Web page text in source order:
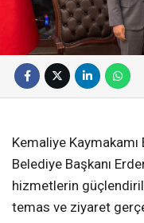
Kemaliye Kaymakamı
Belediye Başkanı
hizmetlerin
temas ve ziyaret